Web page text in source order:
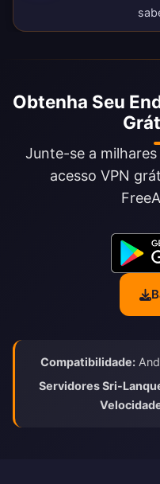
Obtenha Seu
Junte-se a
acesso VPN
Compatibilidade:
Servidores Sri-